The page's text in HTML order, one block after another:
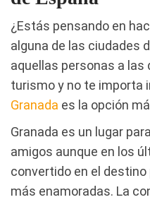
¿Estás pensando en
alguna de las ciudades
aquellas personas a
turismo y no te importa
Granada es la opción
Granada es un lugar
amigos aunque en los
convertido en el
más enamoradas. La